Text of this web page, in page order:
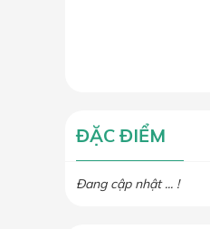
ĐẶC ĐIỂM
Đang cập nhật ... !